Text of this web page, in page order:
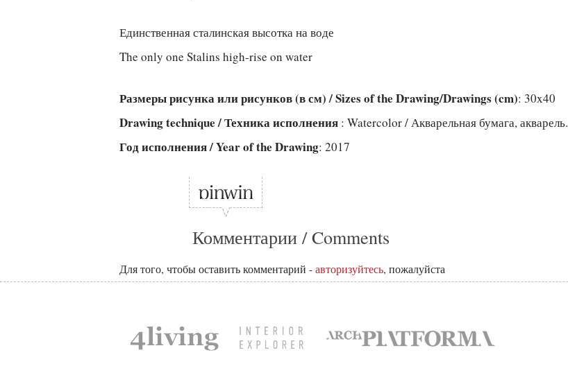
Единственная сталинская высотка на воде
The only one Stalins high-rise on water
Размеры рисунка или рисунков (в см) / Sizes of the Drawing/Drawings (cm): 30x40
Drawing technique / Техника исполнения : Watercolor / Акварельная бумага, акварель.
Год исполнения / Year of the Drawing: 2017
Комментарии / Comments
Для того, чтобы оставить комментарий - авторизуйтесь, пожалуйста